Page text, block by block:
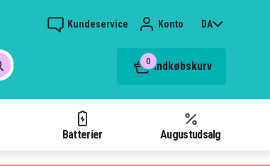
Kundeservice Konto DA
0 Indkøbskurv
Batterier Augustudsalg